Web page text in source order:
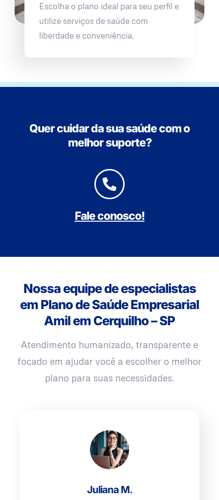
Escolha o plano ideal para seu perfil e
utilize serviços de saúde com
liberdade e conveniência.
Quer cuidar da sua saúde com o
melhor suporte?
Fale conosco!
Nossa equipe de especialistas
em Plano de Saúde Empresarial
Amil em Cerquilho – SP
Atendimento humanizado, transparente e
focado em ajudar você a escolher o melhor
plano para suas necessidades.
Juliana M.